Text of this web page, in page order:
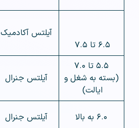
۶.۵ تا ۷.۵
آیلتس آکادمیک
۵.۵ تا ۷.۰
(بسته به شغل و
ایالت)
آیلتس جنرال
۶.۰ به بالا آیلتس جنرال